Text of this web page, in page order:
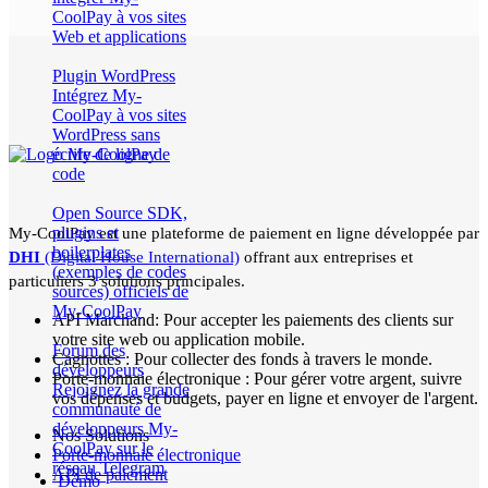
CoolPay à vos sites
Web et applications
Plugin WordPress
Intégrez My-
CoolPay à vos sites
WordPress sans
écrire de ligne de
code
Open Source SDK,
plugins et
boilerplates
(exemples de codes
sources) officiels de
My-CoolPay
Forum des
développeurs
Rejoignez la grande
communauté de
développeurs My-
CoolPay sur le
réseau Telegram
Démo
My-CoolPay est une plateforme de paiement en ligne développée par
DHI (Digital House International) offrant aux entreprises et
particuliers 3 solutions principales.
API Marchand: Pour accepter les paiements des clients sur
votre site web ou application mobile.
Cagnottes: Pour collecter des fonds à travers le monde.
Porte-monnaie électronique : Pour gérer votre argent, suivre
vos dépenses et budgets, payer en ligne et envoyer de l'argent.
Nos Solutions
Porte-monnaie électronique
API de paiement